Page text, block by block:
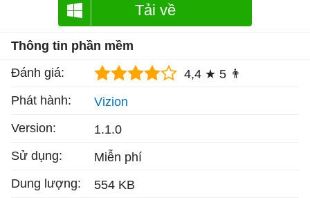
Tải về
Thông tin phần mềm
Đánh giá:
4,4 ★ 5 👨
Phát hành:
Vizion
Version:
1.1.0
Sử dụng:
Miễn phí
Dung lượng:
554 KB